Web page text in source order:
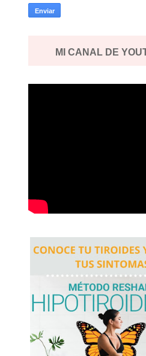
MI CANAL DE